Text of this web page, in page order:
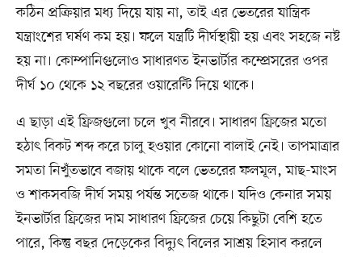
কঠিন প্রক্রিয়ার মধ্য দিয়ে যায় না, তাই এর ভেতরের যান্ত্রিক
যন্ত্রাংশের ঘর্ষণ কম হয়। ফলে যন্ত্রটি দীর্ঘস্থায়ী হয় এবং সহজে নষ্ট
হয় না। কোম্পানিগুলোও সাধারণত ইনভার্টার কম্প্রেসরের ওপর
দীর্ঘ ১০ থেকে ১২ বছরের ওয়ারেন্টি দিয়ে থাকে।
এ ছাড়া এই ফ্রিজগুলো চলে খুব নীরবে। সাধারণ ফ্রিজের মতো
হঠাৎ বিকট শব্দ করে চালু হওয়ার কোনো বালাই নেই। তাপমাত্রার
সমতা নিখুঁতভাবে বজায় থাকে বলে ভেতরের ফলমূল, মাছ-মাংস
ও শাকসবজি দীর্ঘ সময় পর্যন্ত সতেজ থাকে। যদিও কেনার সময়
ইনভার্টার ফ্রিজের দাম সাধারণ ফ্রিজের চেয়ে কিছুটা বেশি হতে
পারে, কিন্তু বছর দেড়েকের বিদ্যুৎ বিলের সাশ্রয় হিসাব করলে